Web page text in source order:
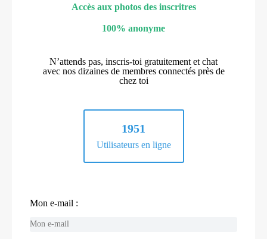
Accès aux photos des inscritres
100% anonyme
N’attends pas, inscris-toi gratuitement et chat
avec nos dizaines de membres connectés près de
chez toi
1951
Utilisateurs en ligne
Mon e-mail :